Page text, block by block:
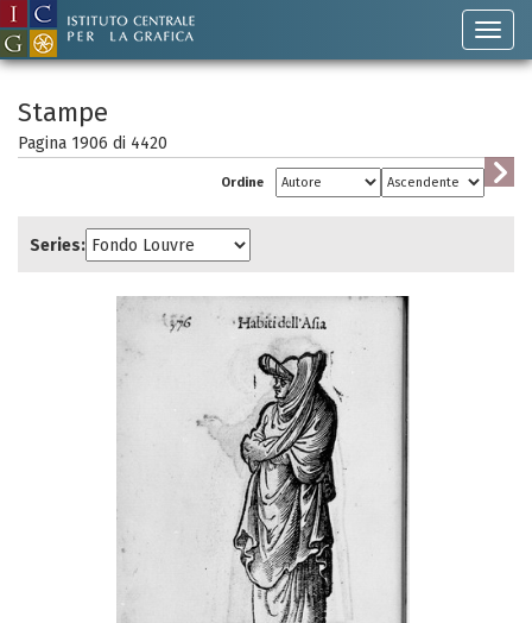
Stampe
Pagina 1906 di 4420
Ordine
Series: